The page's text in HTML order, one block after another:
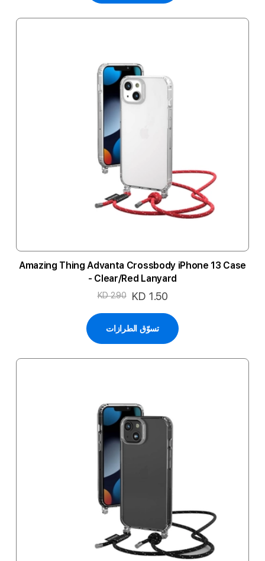
Amazing Thing Advanta Crossbody iPhone 13 Case
- Clear/Red Lanyard
السعر
KD 1.50
KD 2.90
تسوّق الطرازات